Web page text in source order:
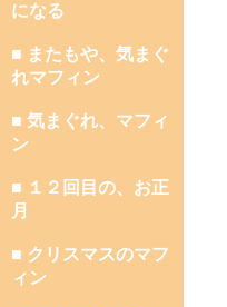
になる
■ またもや、気まぐ
れマフィン
■ 気まぐれ、マフィ
ン
■ １２回目の、お正
月
■ クリスマスのマフ
ィン